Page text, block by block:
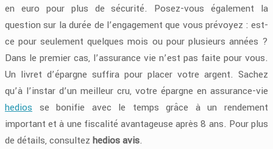
en euro pour plus de sécurité. Posez-vous également la
question sur la durée de l’engagement que vous prévoyez : est-
ce pour seulement quelques mois ou pour plusieurs années ?
Dans le premier cas, l’assurance vie n’est pas faite pour vous.
Un livret d’épargne suffira pour placer votre argent. Sachez
qu’à l’instar d’un meilleur cru, votre épargne en assurance-vie
hedios se bonifie avec le temps grâce à un rendement
important et à une fiscalité avantageuse après 8 ans. Pour plus
de détails, consultez hedios avis.